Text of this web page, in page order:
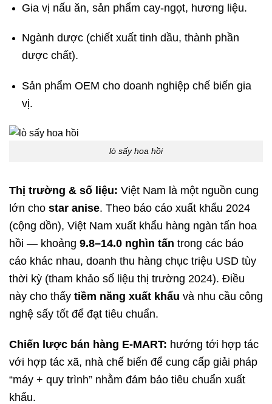
Gia vị nấu ăn, sản phẩm cay-ngọt, hương liệu.
Ngành dược (chiết xuất tinh dầu, thành phần
dược chất).
Sản phẩm OEM cho doanh nghiệp chế biến gia
vị.
lò sấy hoa hồi
Thị trường & số liệu: Việt Nam là một nguồn cung
lớn cho star anise. Theo báo cáo xuất khẩu 2024
(cộng dồn), Việt Nam xuất khẩu hàng ngàn tấn hoa
hồi — khoảng 9.8–14.0 nghìn tấn trong các báo
cáo khác nhau, doanh thu hàng chục triệu USD tùy
thời kỳ (tham khảo số liệu thị trường 2024). Điều
này cho thấy tiềm năng xuất khẩu và nhu cầu công
nghệ sấy tốt để đạt tiêu chuẩn.
Chiến lược bán hàng E-MART: hướng tới hợp tác
với hợp tác xã, nhà chế biến để cung cấp giải pháp
“máy + quy trình” nhằm đảm bảo tiêu chuẩn xuất
khẩu.